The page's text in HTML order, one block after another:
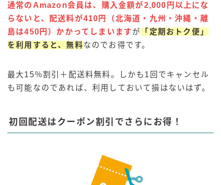
通常のAmazon会員は、購入金額が2,000円以上にな
らないと、配送料が410円（北海道・九州・沖縄・離
島は450円）かかってしまいますが
「定期おトク便」
を利用すると、無料なのでお得です。
最大15％割引＋配送料無料。しかも1回でキャンセル
も可能なのであれば、利用しておいて損はないはず。
初回配送はクーポン割引でさらにお得！